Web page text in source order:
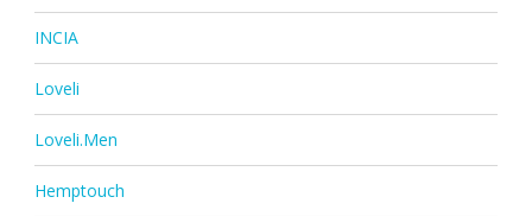
INCIA
Loveli
Loveli.Men
Hemptouch